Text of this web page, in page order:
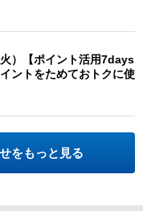
）【ポイント活用7days
ントをためておトクに使
をもっと見る